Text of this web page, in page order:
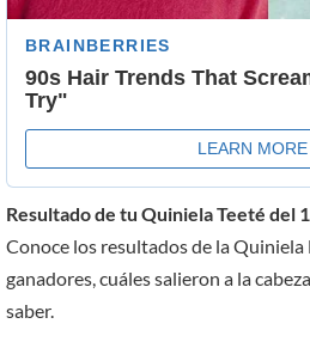
Resultado de tu Quiniela Teeté del
Conoce los resultados de la Quiniela
ganadores, cuáles salieron a la
saber.